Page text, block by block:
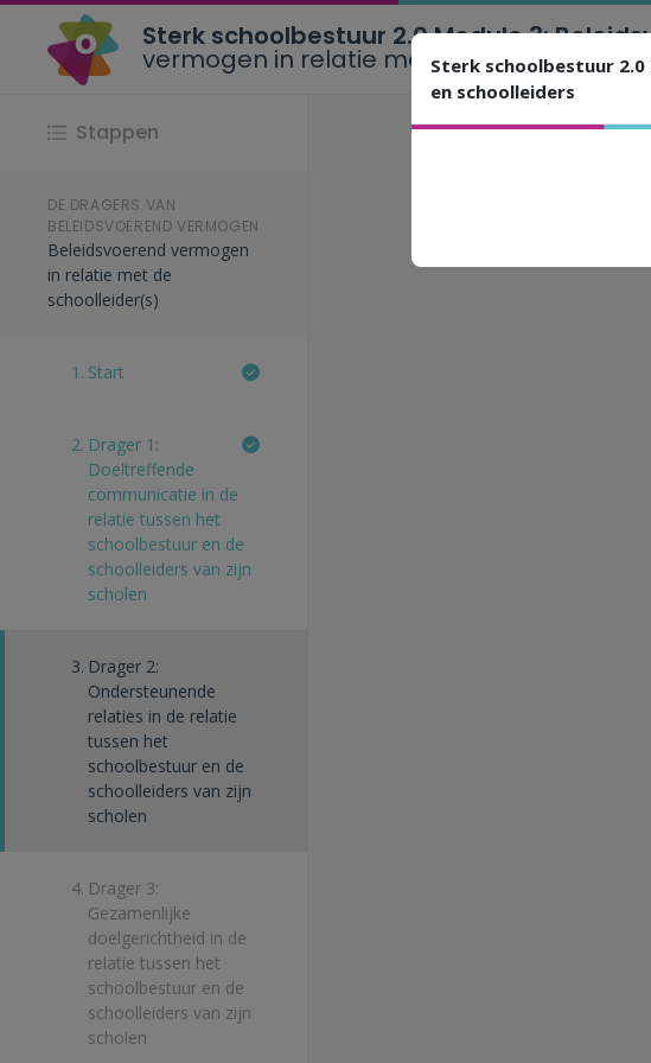
Stappen
DE DRAGERS VAN
BELEIDSVOEREND VERMOGEN
Beleidsvoerend vermogen
in relatie met de
schoolleider(s)
1. Start
2. Drager 1:
Doeltreffende
communicatie in de
relatie tussen het
schoolbestuur en de
schoolleiders van zijn
scholen
3. Drager 2:
Ondersteunende
relaties in de relatie
tussen het
schoolbestuur en de
schoolleiders van zijn
scholen
4. Drager 3:
Gezamenlijke
doelgerichtheid in de
relatie tussen het
schoolbestuur en de
schoolleiders van zijn
scholen
Sterk schoolbestuur 2.0 Module 3:
vermogen in relatie met deSterk schoolbestuur
en schoolleiders